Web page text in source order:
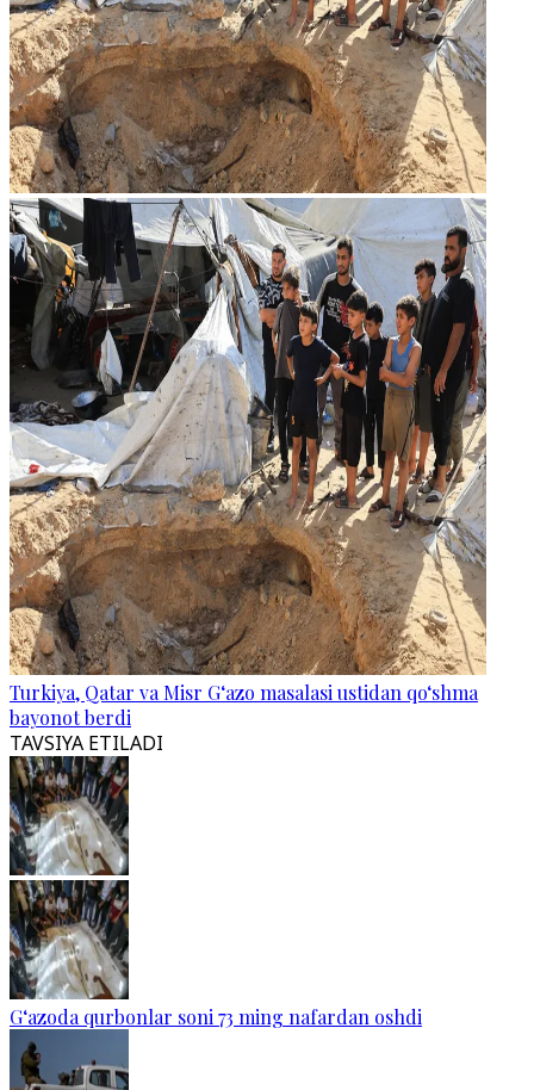
Turkiya, Qatar va Misr G‘azo masalasi ustidan qo‘shma
bayonot berdi
TAVSIYA ETILADI
G‘azoda qurbonlar soni 73 ming nafardan oshdi